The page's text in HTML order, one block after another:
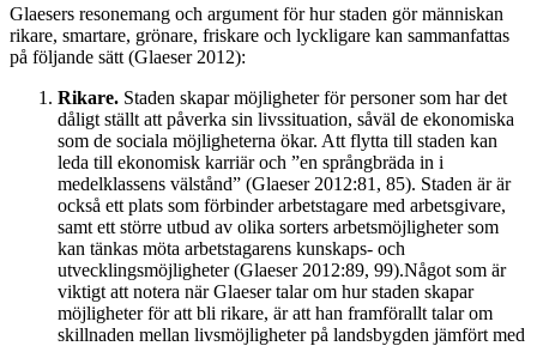
Glaesers resonemang och argument för hur staden gör människan
rikare, smartare, grönare, friskare och lyckligare kan sammanfattas
på följande sätt (Glaeser 2012):
Rikare. Staden skapar möjligheter för personer som har det
dåligt ställt att påverka sin livssituation, såväl de ekonomiska
som de sociala möjligheterna ökar. Att flytta till staden kan
leda till ekonomisk karriär och ”en språngbräda in i
medelklassens välstånd” (Glaeser 2012:81, 85). Staden är är
också ett plats som förbinder arbetstagare med arbetsgivare,
samt ett större utbud av olika sorters arbetsmöjligheter som
kan tänkas möta arbetstagarens kunskaps- och
utvecklingsmöjligheter (Glaeser 2012:89, 99).Något som är
viktigt att notera när Glaeser talar om hur staden skapar
möjligheter för att bli rikare, är att han framförallt talar om
skillnaden mellan livsmöjligheter på landsbygden jämfört med